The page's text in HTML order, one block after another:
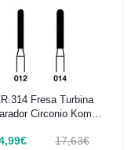
Añadir al carrito
Fresa Turbina
Circonio Komet
17,63€